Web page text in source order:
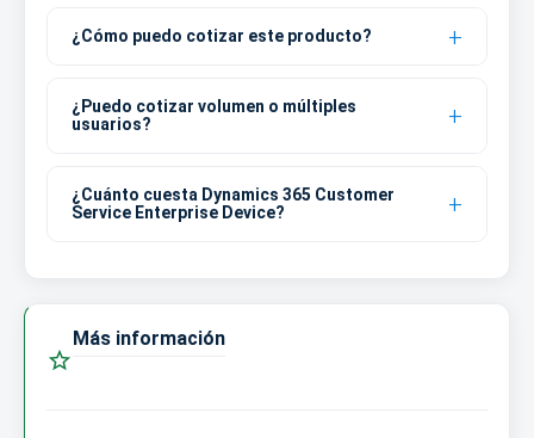
¿Cómo puedo cotizar este producto?
¿Puedo cotizar volumen o múltiples
usuarios?
¿Cuánto cuesta Dynamics 365 Customer
Service Enterprise Device?

Más información